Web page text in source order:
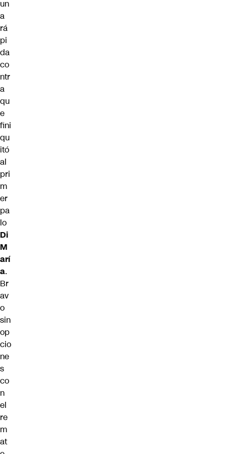
un
a
rá
pi
da
co
ntr
a
qu
e
fini
qu
itó
al
pri
m
er
pa
lo
Di
M
arí
a.
Br
av
o
sin
op
cio
ne
s
co
n
el
re
m
at